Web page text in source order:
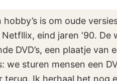
hobby’s is om oude
eind jaren ‘90.
DVD’s, een plaatje
we sturen mensen een
terug. Ik herhaal het nog